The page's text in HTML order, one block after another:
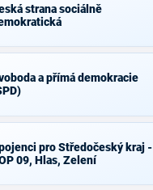
strana sociálně
a přímá demokracie
pro Středočeský kraj -
09, Hlas, Zelení